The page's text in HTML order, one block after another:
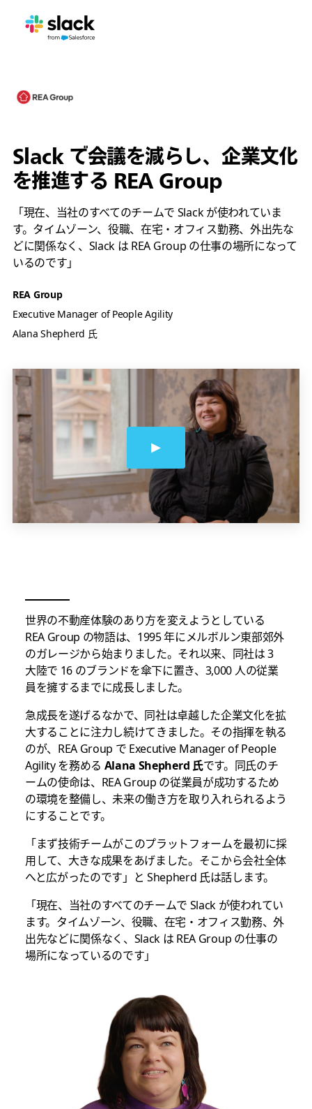
Slack で会議を減らし、企業文化
を推進する REA Group
「現在、当社のすべてのチームで Slack が使われていま
す。タイムゾーン、役職、在宅・オフィス勤務、外出先な
どに関係なく、Slack は REA Group の仕事の場所になって
いるのです」
REA Group
Executive Manager of People Agility
Alana Shepherd 氏
世界の不動産体験のあり方を変えようとしている
REA Group の物語は、1995 年にメルボルン東部郊外
のガレージから始まりました。それ以来、同社は 3
大陸で 16 のブランドを傘下に置き、3,000 人の従業
員を擁するまでに成長しました。
急成長を遂げるなかで、同社は卓越した企業文化を拡
大することに注力し続けてきました。その指揮を執る
のが、REA Group で Executive Manager of People
Agility を務める Alana Shepherd 氏です。同氏のチ
ームの使命は、REA Group の従業員が成功するため
の環境を整備し、未来の働き方を取り入れられるよう
にすることです。
「まず技術チームがこのプラットフォームを最初に採
用して、大きな成果をあげました。そこから会社全体
へと広がったのです」と Shepherd 氏は話します。
「現在、当社のすべてのチームで Slack が使われてい
ます。タイムゾーン、役職、在宅・オフィス勤務、外
出先などに関係なく、Slack は REA Group の仕事の
場所になっているのです」